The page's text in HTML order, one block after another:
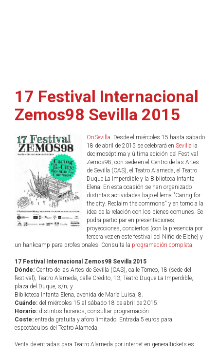
17 Festival Internacional
Zemos98 Sevilla 2015
OnSevilla. Desde el miércoles 15 hasta sábado
18 de abril de 2015 se celebrará en Sevilla la
decimoséptima y última edición del Festival
Zemos98, con sede en el Centro de las Artes
de Sevilla (CAS), el Teatro Alameda, el Teatro
Duque La Imperdible y la Biblioteca Infanta
Elena. En esta ocasión se han organizado
distintas actividades bajo el lema "Caring for
the city. Reclaim the commons" y en torno a la
idea de la relación con los bienes comunes. Se
podrá participar en presentaciones,
proyecciones, conciertos (con la presencia por
tercera vez en este festival del Niño de Elche) y
un hankcamp para profesionales. Consulta la programación completa.
17 Festival Internacional Zemos98 Sevilla 2015
Dónde: Centro de las Artes de Sevilla (CAS), calle Torneo, 18 (sede del
festival); Teatro Alameda, calle Crédito, 13; Teatro Duque La Imperdible,
plaza del Duque, s/n; y
Biblioteca Infanta Elena, avenida de María Luisa, 8.
Cuándo: del miércoles 15 al sábado 18 de abril de 2015.
Horario: distintos horarios, consultar programación.
Coste: entrada gratuita y aforo limitado. Entrada 5 euros para
espectáculos del Teatro Alameda.
Venta de entradas para Teatro Alameda por internet en generaltickets.es.